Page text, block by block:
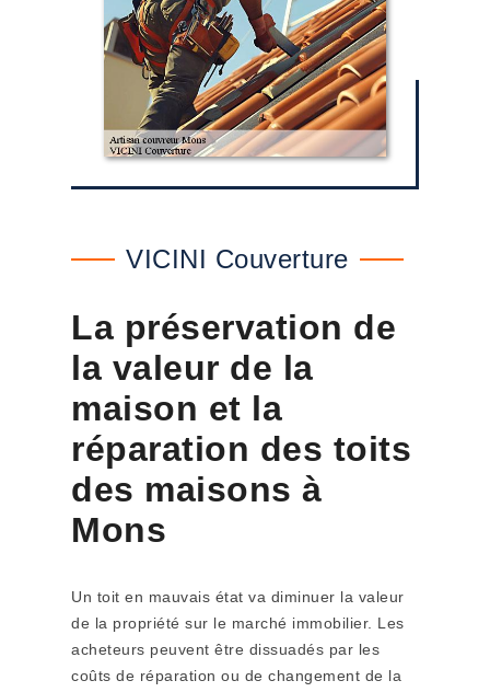
VICINI Couverture
La préservation de
la valeur de la
maison et la
réparation des toits
des maisons à
Mons
Un toit en mauvais état va diminuer la valeur
de la propriété sur le marché immobilier. Les
acheteurs peuvent être dissuadés par les
coûts de réparation ou de changement de la